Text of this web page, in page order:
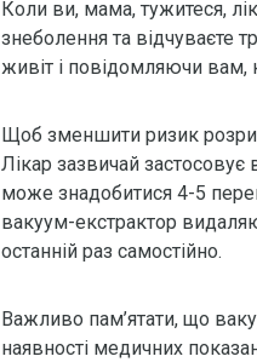
Коли ви, мама, тужитеся,
знеболення та
живіт і повідомляючи вам,
Щоб зменшити ризик
Лікар зазвичай
може знадобитися 4-5
вакуум-екстрактор
останній раз самостійно.
Важливо пам’ятати, що
наявності медичних